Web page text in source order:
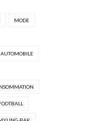
MODE
AUTOMOBILE